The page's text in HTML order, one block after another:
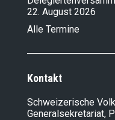
22. August 2026
Alle Termine
Kontakt
Schweizerische
Generalsekretariat,